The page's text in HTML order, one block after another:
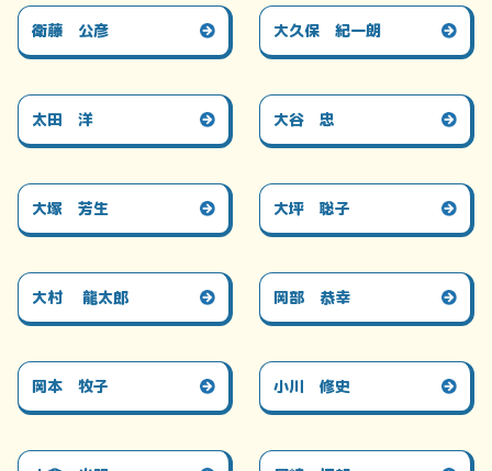
衛藤 公彦 大久保 紀一朗
太田 洋 大谷 忠
大塚 芳生 大坪 聡子
大村 龍太郎 岡部 恭幸
岡本 牧子 小川 修史